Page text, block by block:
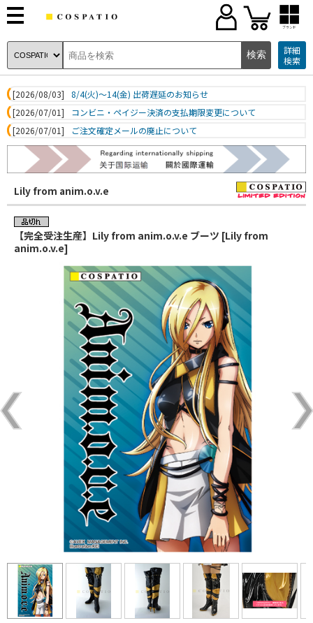
ブランド
詳細
検索
[2026/08/03]
8/4(火)～14(金) 出荷遅延のお知らせ
[2026/07/01]
コンビニ・ペイジー決済の支払期限変更について
[2026/07/01]
ご注文確定メールの廃止について
Lily from anim.o.v.e
【完全受注生産】Lily from anim.o.v.e ブーツ [Lily from
anim.o.v.e]